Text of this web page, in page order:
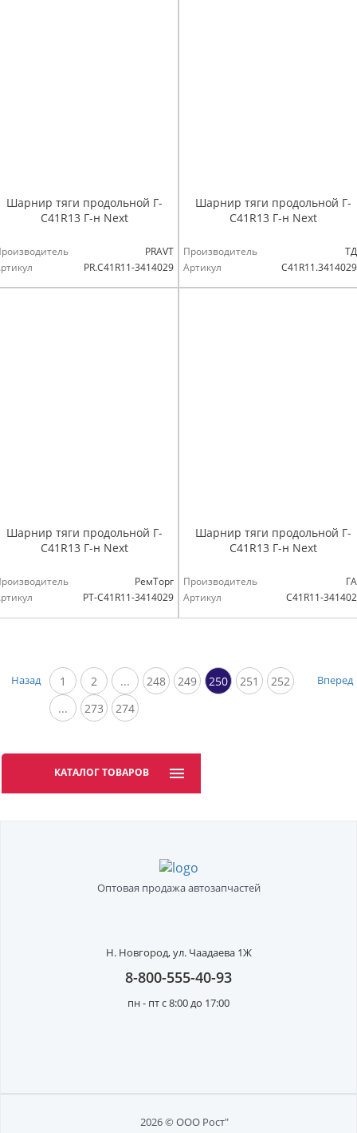
Шарнир тяги продольной Г-
С41R13 Г-н Next
PRAVT
PR.C41R11-3414029
Шарнир тяги продольной Г-
С41R13 Г-н Next
Производитель
Артикул
Шарнир тяги продольной Г-
С41R13 Г-н Next
РемТорг
РТ-С41R11-3414029
Шарнир тяги продольной Г-
С41R13 Г-н Next
Производитель
Артикул
С41R11-
Назад Вперед
1 2 ... 248 249 250 251
252
...
273 274
КАТАЛОГ ТОВАРОВ
Оптовая продажа автозапчастей
Н. Новгород,ул. Чаадаева 1Ж
8-800-555-40-93
пн - пт с 8:00 до 17:00
2026 © ООО Рост"